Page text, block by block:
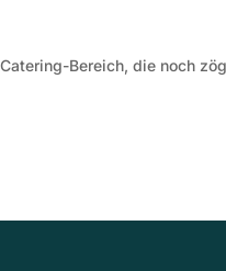
Bereich, die noch